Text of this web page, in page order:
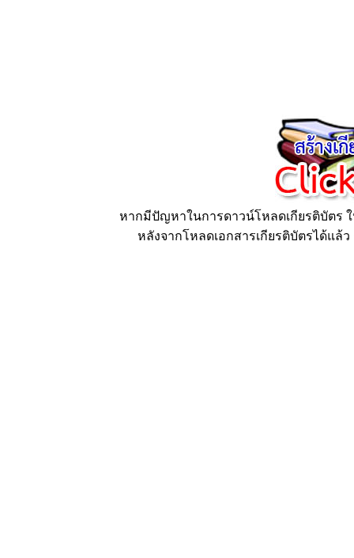
หากมีปัญหาในการดาวน์โหลดเกียรติบัตร
หลังจากโหลดเอกสารเกียรติบัตรได้แล้